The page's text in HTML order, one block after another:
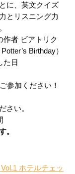
に、英文クイズ
とリスニング力
作者 ビアトリク
Birthday）
た日
参加ください！
さい。
。
ホテルチェッ